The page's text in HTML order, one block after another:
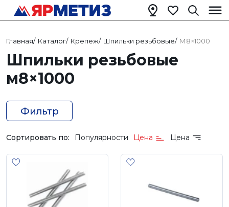
Главная/ Каталог/ Крепеж/ Шпильки резьбовые/ М8×1000
Шпильки резьбовые
м8×1000
Фильтр
Сортировать по: Популярности Цена Цена